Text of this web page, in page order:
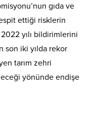
gıda ve
ettiği risklerin
yılı bildirimlerini
son iki yılda rekor
tarım zehri
yönünde endişe